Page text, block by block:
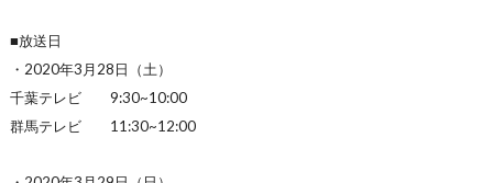
■放送日
・2020年3月28日（土）
千葉テレビ 9:30~10:00
群馬テレビ 11:30~12:00